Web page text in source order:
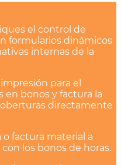
el control de
formularios dinámicos
internas de la
para el
en bonos y factura la
directamente
factura material a
los bonos de horas.